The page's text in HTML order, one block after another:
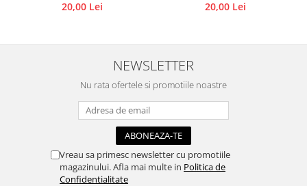
Accesorii floristica
Plante uscate
Articole din bumbac
Modele termoadezive
Forme pentru turnat ciocolata
20,00 Lei
20,00 Lei
NEWSLETTER
Nu rata ofertele si promotiile noastre
Vreau sa primesc newsletter cu promotiile
magazinului. Afla mai multe in Politica de
Confidentialitate